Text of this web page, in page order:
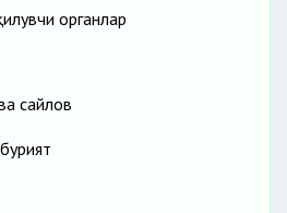
органлар
сайлов